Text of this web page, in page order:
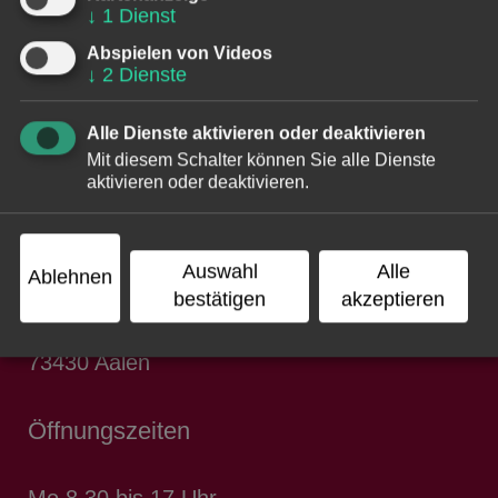
Kultur- und Presseamt: Abteilung Kultur
Südlicher Stadtgraben 2
73430 Aalen
Telefon
07361 52-1113
E-Mail
kulturamt@aalen.de
Postanschrift
Marktplatz 30
73430 Aalen
Öffnungszeiten
↓ 1 Dienst
Abspielen von Videos
↓ 2 Dienste
Alle Dienste aktivieren oder deaktivieren
Mit diesem Schalter können Sie alle Dienste
aktivieren oder deaktivieren.
Ablehnen
Auswahl
bestätigen
Alle
akzeptieren